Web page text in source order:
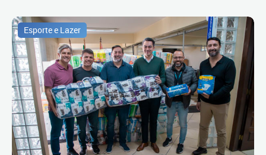
Esporte e Lazer